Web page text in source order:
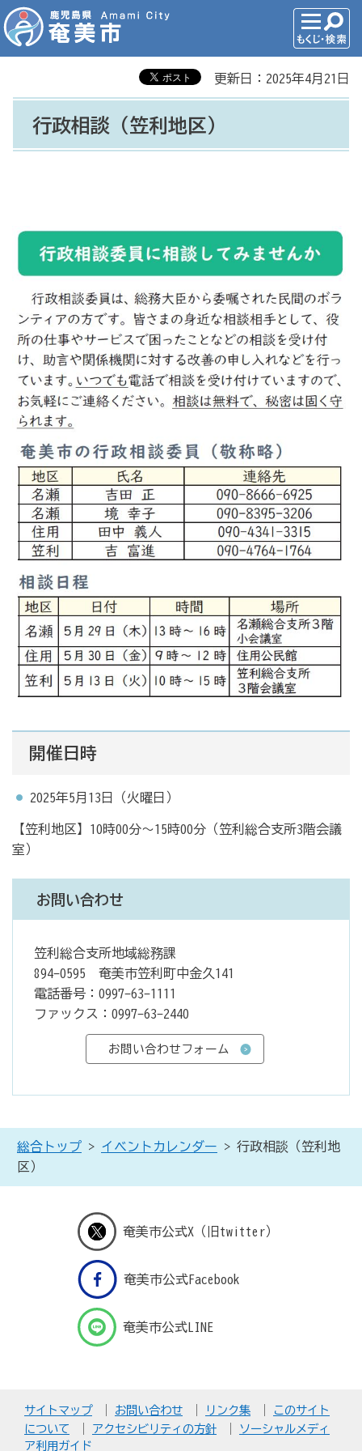
更新日：2025年4月21日
行政相談（笠利地区）
開催日時
2025年5月13日（火曜日）
【笠利地区】10時00分～15時00分（笠利総合支所3階会議
室）
お問い合わせ
笠利総合支所地域総務課
894-0595 奄美市笠利町中金久141
電話番号：0997-63-1111
ファックス：0997-63-2440
総合トップ > イベントカレンダー > 行政相談（笠利地
区）
奄美市公式X（旧twitter）
奄美市公式Facebook
奄美市公式LINE
サイトマップ お問い合わせ リンク集
このサイト
について
アクセシビリティの方針
ソーシャルメディ
ア利用ガイド